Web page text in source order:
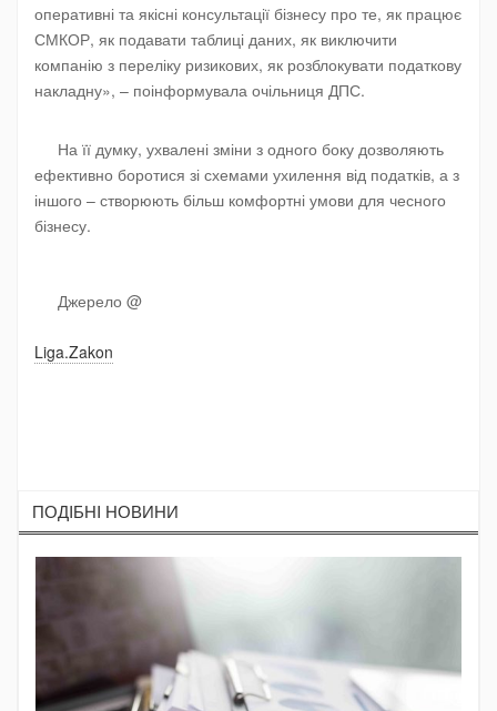
оперативні та якісні консультації бізнесу про те, як працює
СМКОР, як подавати таблиці даних, як виключити
компанію з переліку ризикових, як розблокувати податкову
накладну», – поінформувала очільниця ДПС.
На її думку, ухвалені зміни з одного боку дозволяють
ефективно боротися зі схемами ухилення від податків, а з
іншого – створюють більш комфортні умови для чесного
бізнесу.
Джерело @
Liga.Zakon
ПОДIБНI НОВИНИ